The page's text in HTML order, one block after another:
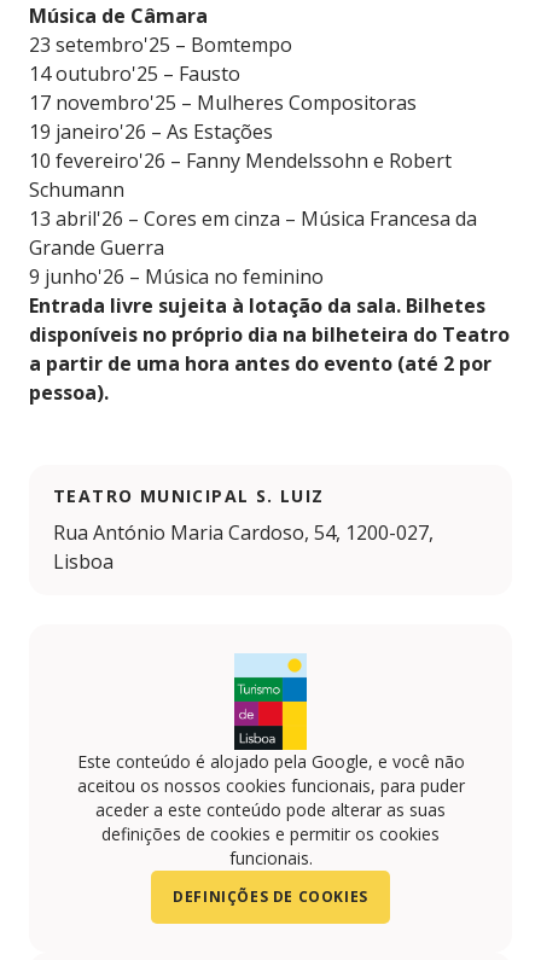
Música de Câmara
23 setembro'25 – Bomtempo
14 outubro'25 – Fausto
17 novembro'25 – Mulheres Compositoras
19 janeiro'26 – As Estações
10 fevereiro'26 – Fanny Mendelssohn e Robert
Schumann
13 abril'26 – Cores em cinza – Música Francesa da
Grande Guerra
9 junho'26 – Música no feminino
Entrada livre sujeita à lotação da sala. Bilhetes
disponíveis no próprio dia na bilheteira do Teatro
a partir de uma hora antes do evento (até 2 por
pessoa).
TEATRO MUNICIPAL S. LUIZ
Rua António Maria Cardoso, 54, 1200-027,
Lisboa
Este conteúdo é alojado pela Google, e você não
aceitou os nossos cookies funcionais, para puder
aceder a este conteúdo pode alterar as suas
definições de cookies e permitir os cookies
funcionais.
DEFINIÇÕES DE COOKIES